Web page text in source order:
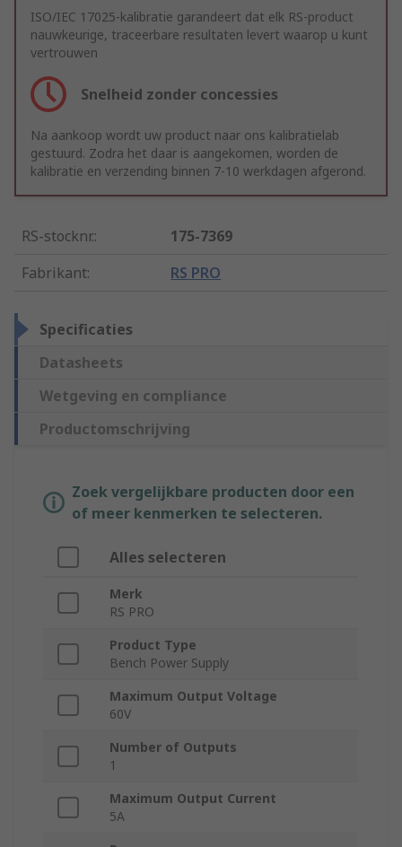
ISO/IEC 17025-kalibratie garandeert dat elk RS-product
nauwkeurige, traceerbare resultaten levert waarop u kunt
vertrouwen
Snelheid zonder concessies
Na aankoop wordt uw product naar ons kalibratielab
gestuurd. Zodra het daar is aangekomen, worden de
kalibratie en verzending binnen 7-10 werkdagen afgerond.
RS-stocknr.:
175-7369
Fabrikant: RS PRO
Specificaties
Datasheets
Wetgeving en compliance
Productomschrijving
Zoek vergelijkbare producten door een
of meer kenmerken te selecteren.
Alles selecteren
Merk
RS PRO
Product Type
Bench Power Supply
Maximum Output Voltage
60V
Number of Outputs
1
Maximum Output Current
5A